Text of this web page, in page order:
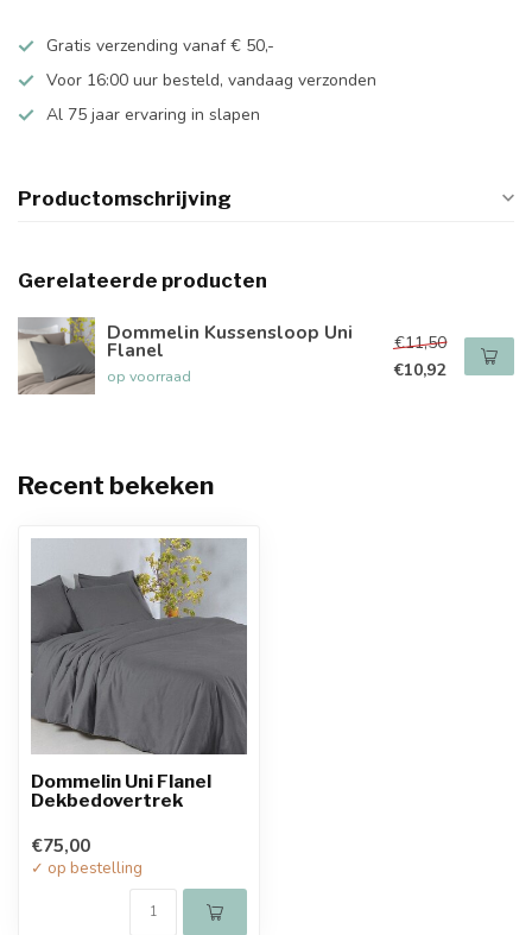
Gratis verzending vanaf € 50,-
Voor 16:00 uur besteld, vandaag verzonden
Al 75 jaar ervaring in slapen
Productomschrijving
Gerelateerde producten
Dommelin Kussensloop Uni
Flanel
op voorraad
€11,50
€10,92
Recent bekeken
Dommelin Uni Flanel
Dekbedovertrek
€75,00
✓ op bestelling